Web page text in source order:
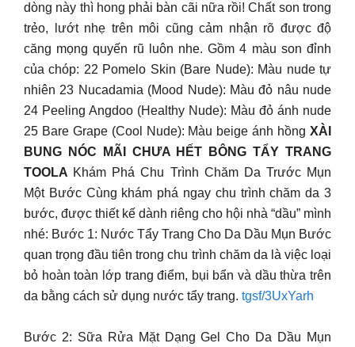
dòng này thì hong phải bàn cãi nữa rồi! Chất son trong
trẻo, lướt nhẹ trên môi cũng cảm nhận rõ được độ
căng mọng quyến rũ luôn nhe. Gồm 4 màu son đỉnh
của chóp: 22 Pomelo Skin (Bare Nude): Màu nude tự
nhiên 23 Nucadamia (Mood Nude): Màu đỏ nâu nude
24 Peeling Angdoo (Healthy Nude): Màu đỏ ánh nude
25 Bare Grape (Cool Nude): Màu beige ánh hồng XÀI
BUNG NÓC MÃI CHƯA HẾT BÔNG TẨY TRANG
TOOLA Khám Phá Chu Trình Chăm Da Trước Mụn
Một Bước Cùng khám phá ngay chu trình chăm da 3
bước, được thiết kế dành riêng cho hội nhà “dầu” mình
nhé: Bước 1: Nước Tẩy Trang Cho Da Dầu Mụn Bước
quan trọng đầu tiên trong chu trình chăm da là việc loại
bỏ hoàn toàn lớp trang điểm, bụi bẩn và dầu thừa trên
da bằng cách sử dụng nước tẩy trang. tgsf/3UxYarh
Bước 2: Sữa Rửa Mặt Dạng Gel Cho Da Dầu Mụn